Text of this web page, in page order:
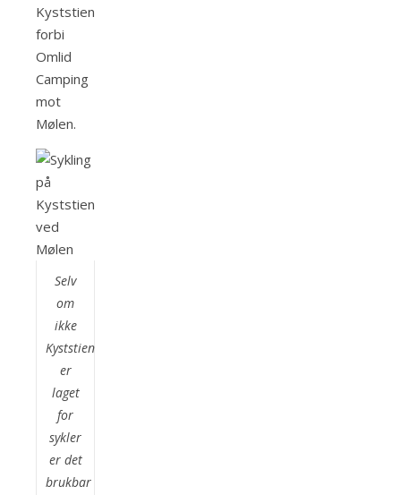
Kyststien
forbi
Omlid
Camping
mot
Mølen.
Selv
om
ikke
Kyststien
er
laget
for
sykler
er det
brukbar